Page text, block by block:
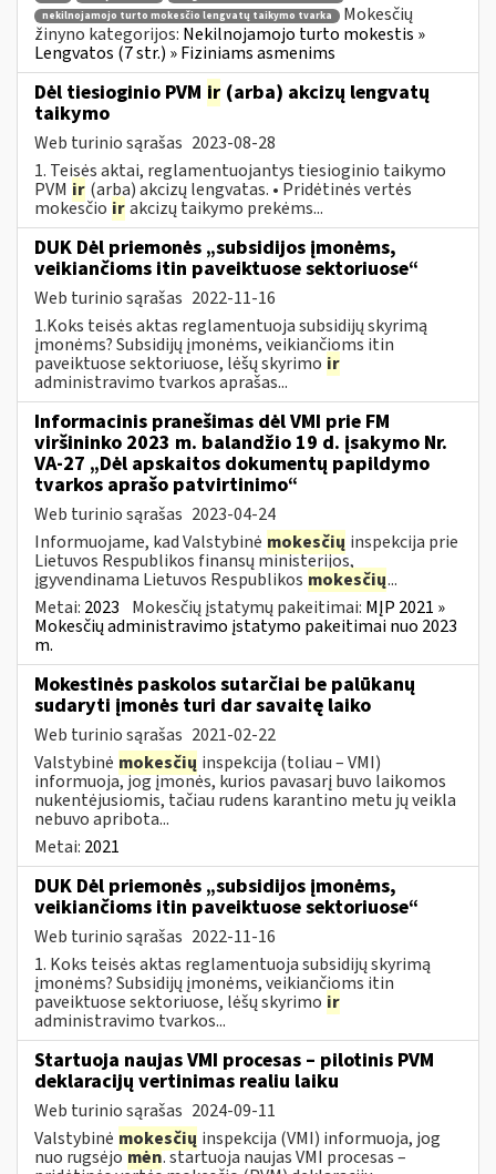
nekilnojamojo turto mokesčio lengvatų taikymo tvarka
Mokesčių
žinyno kategorijos: Nekilnojamojo turto mokestis »
Lengvatos (7 str.) » Fiziniams asmenims
Dėl tiesioginio PVM ir (arba) akcizų lengvatų
taikymo
Web turinio sąrašas 2023-08-28
1. Teisės aktai, reglamentuojantys tiesioginio taikymo
PVM ir (arba) akcizų lengvatas. • Pridėtinės vertės
mokesčio irakcizų taikymo prekėms...
DUK Dėl priemonės „subsidijos įmonėms,
veikiančioms itin paveiktuose sektoriuose“
Web turinio sąrašas 2022-11-16
1.Koks teisės aktas reglamentuoja subsidijų skyrimą
įmonėms? Subsidijų įmonėms, veikiančioms itin
paveiktuose sektoriuose, lėšų skyrimo ir
administravimo tvarkos aprašas...
Informacinis pranešimas dėl VMI prie FM
viršininko 2023 m. balandžio 19 d. įsakymo Nr.
VA-27 „Dėl apskaitos dokumentų papildymo
tvarkos aprašo patvirtinimo“
Web turinio sąrašas 2023-04-24
Informuojame, kad Valstybinė mokesčių inspekcija prie
Lietuvos Respublikos finansų ministerijos,
įgyvendinama Lietuvos Respublikos mokesčių...
Metai: 2023 Mokesčių įstatymų pakeitimai: MĮP 2021 »
Mokesčių administravimo įstatymo pakeitimai nuo 2023
m.
Mokestinės paskolos sutarčiai be palūkanų
sudaryti įmonės turi dar savaitę laiko
Web turinio sąrašas 2021-02-22
Valstybinė mokesčių inspekcija (toliau – VMI)
informuoja, jog įmonės, kurios pavasarį buvo laikomos
nukentėjusiomis, tačiau rudens karantino metu jų veikla
nebuvo apribota...
Metai: 2021
DUK Dėl priemonės „subsidijos įmonėms,
veikiančioms itin paveiktuose sektoriuose“
Web turinio sąrašas 2022-11-16
1. Koks teisės aktas reglamentuoja subsidijų skyrimą
įmonėms? Subsidijų įmonėms, veikiančioms itin
paveiktuose sektoriuose, lėšų skyrimo ir
administravimo tvarkos...
Startuoja naujas VMI procesas – pilotinis PVM
deklaracijų vertinimas realiu laiku
Web turinio sąrašas 2024-09-11
Valstybinė mokesčių inspekcija (VMI) informuoja, jog
nuo rugsėjomėn. startuoja naujas VMI procesas –